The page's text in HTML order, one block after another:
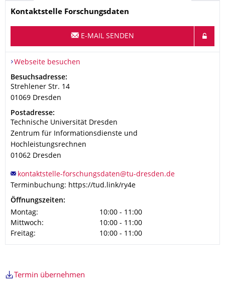
Name
Kontaktstelle Forschungsdaten
E-MAIL SENDEN
Webseite besuchen
Adresse
Besuchsadresse:
Strehlener Str. 14
01069 Dresden
Adresse
Postadresse:
Technische Universität Dresden
Zentrum für Informationsdienste und
Hochleistungsrechnen
01062 Dresden
Terminbuchung: https://tud.link/ry4e
Öffnungszeiten:
Montag:
10:00 - 11:00
Mittwoch:
10:00 - 11:00
Freitag:
10:00 - 11:00
Termin übernehmen